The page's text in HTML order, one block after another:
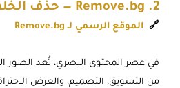
2. Remove.bg — حذف الخلفية من الصور
🔗 الموقع الرسمي لـ Remove.bg
في عصر المحتوى البصري، تُعد الصور
من التسويق، التصميم، والعرض